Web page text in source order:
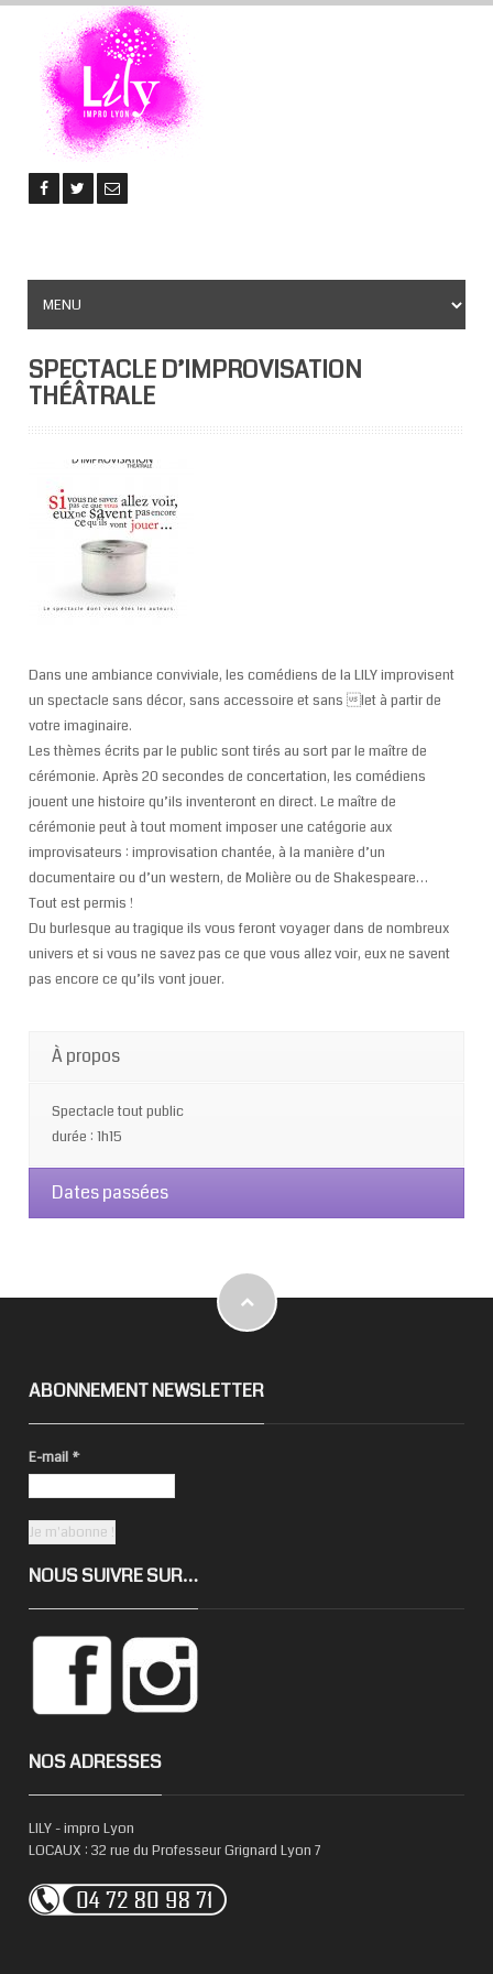
SPECTACLE D’IMPROVISATION
THÉÂTRALE
Dans une ambiance conviviale, les comédiens de la LILY improvisent
un spectacle sans décor, sans accessoire et sans let à partir de
votre imaginaire.
Les thèmes écrits par le public sont tirés au sort par le maître de
cérémonie. Après 20 secondes de concertation, les comédiens
jouent une histoire qu’ils inventeront en direct. Le maître de
cérémonie peut à tout moment imposer une catégorie aux
improvisateurs : improvisation chantée, à la manière d’un
documentaire ou d’un western, de Molière ou de Shakespeare…
Tout est permis !
Du burlesque au tragique ils vous feront voyager dans de nombreux
univers et si vous ne savez pas ce que vous allez voir, eux ne savent
pas encore ce qu’ils vont jouer.
À propos
Spectacle tout public
durée : 1h15
Dates passées
ABONNEMENT NEWSLETTER
E-mail *
NOUS SUIVRE SUR…
NOS ADRESSES
LILY - impro Lyon
LOCAUX : 32 rue du Professeur Grignard Lyon 7